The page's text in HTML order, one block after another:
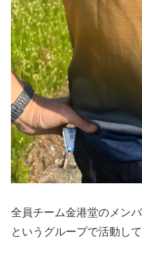
全員チーム金港堂のメン
というグループで活動して